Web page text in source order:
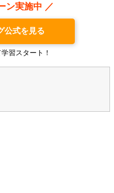
ン実施中 ／
公式を見る
習スタート！